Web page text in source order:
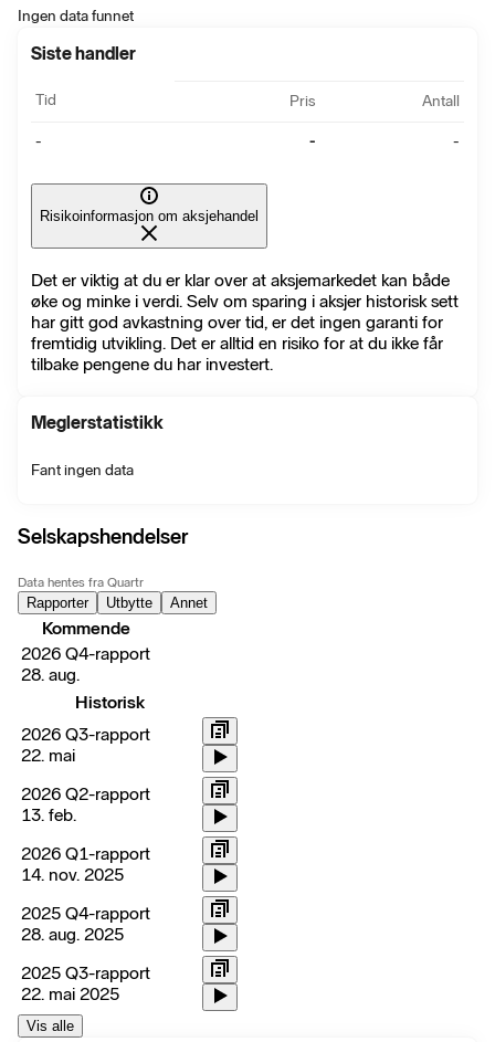
Ingen data funnet
Siste handler
Tid Pris Antall
- - -
Risikoinformasjon om aksjehandel
Det er viktig at du er klar over at aksjemarkedet kan både
øke og minke i verdi. Selv om sparing i aksjer historisk sett
har gitt god avkastning over tid, er det ingen garanti for
fremtidig utvikling. Det er alltid en risiko for at du ikke får
tilbake pengene du har investert.
Meglerstatistikk
Fant ingen data
Selskapshendelser
Data hentes fra Quartr
Rapporter Utbytte Annet
Kommende
2026 Q4-rapport
28. aug.
Historisk
2026 Q3-rapport
22. mai
2026 Q2-rapport
13. feb.
2026 Q1-rapport
14. nov. 2025
2025 Q4-rapport
28. aug. 2025
2025 Q3-rapport
22. mai 2025
Vis alle